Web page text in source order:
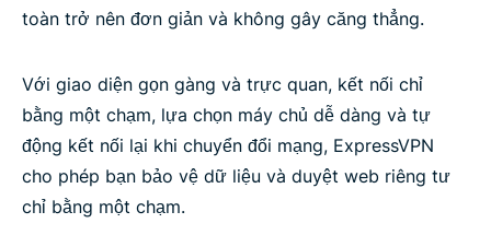
toàn trở nên đơn giản và không gây căng thẳng.
Với giao diện gọn gàng và trực quan, kết nối chỉ
bằng một chạm, lựa chọn máy chủ dễ dàng và tự
động kết nối lại khi chuyển đổi mạng, ExpressVPN
cho phép bạn bảo vệ dữ liệu và duyệt web riêng tư
chỉ bằng một chạm.